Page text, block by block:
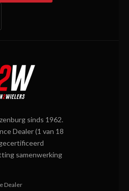
sinds 1962.
Dealer (1 van 18
samenwerking
Dealer